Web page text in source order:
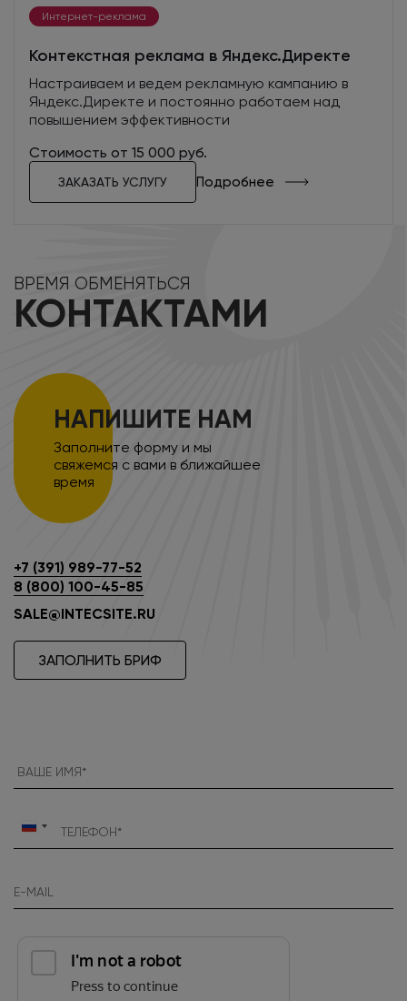
Интернет-реклама
Контекстная реклама в Яндекс.Директе
Настраиваем и ведем рекламную кампанию в
Яндекс.Директе и постоянно работаем над
повышением эффективности
Стоимость от 15 000 руб.
ЗАКАЗАТЬ УСЛУГУ Подробнее
ВРЕМЯ ОБМЕНЯТЬСЯ
КОНТАКТАМИ
НАПИШИТЕ НАМ
Заполните форму и мы
свяжемся с вами в ближайшее
время
+7 (391) 989-77-52
8 (800) 100-45-85
SALE@INTECSITE.RU
ЗАПОЛНИТЬ БРИФ
Россия